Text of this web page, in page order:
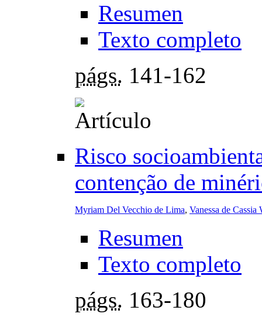
Resumen
Texto completo
págs. 141-162
Risco
contenção de
Myriam Del Vecchio de Lima, Vanessa de
Resumen
Texto completo
págs. 163-180